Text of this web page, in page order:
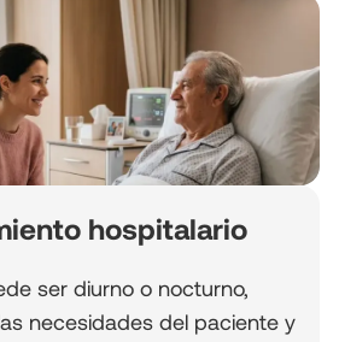
hospitalario
ser diurno o nocturno,
necesidades del paciente y